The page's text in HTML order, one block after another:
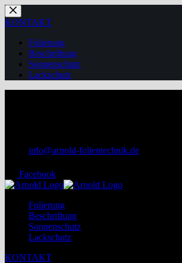
Zum
Inhalt
KONTAKT
Folierung
Beschriftung
Sonnenschutz
Lackschutz
info@arnold-folientechnik.de
Facebook
Folierung
Beschriftung
Sonnenschutz
Lackschutz
KONTAKT